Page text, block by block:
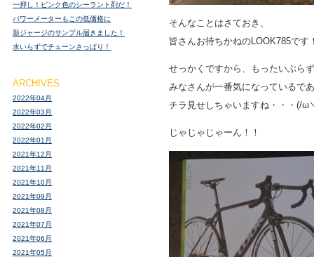
そんなことはさておき、
皆さんお待ちかねのLOOK785です
せっかくですから、もったいぶら
みなさんが一番気になっているで
チラ見せしちゃいますね・・・(/ω
じゃじゃじゃーん！！
一押し！ピンク色のシーラント剤だ！
パワーメーターもこの低価格に
新ジャージのサンプル届きました！
水いらずでチェーンさっぱり！
ARCHIVES
2022年04月
2022年03月
2022年02月
2022年01月
2021年12月
2021年11月
2021年10月
2021年09月
2021年08月
2021年07月
2021年06月
2021年05月